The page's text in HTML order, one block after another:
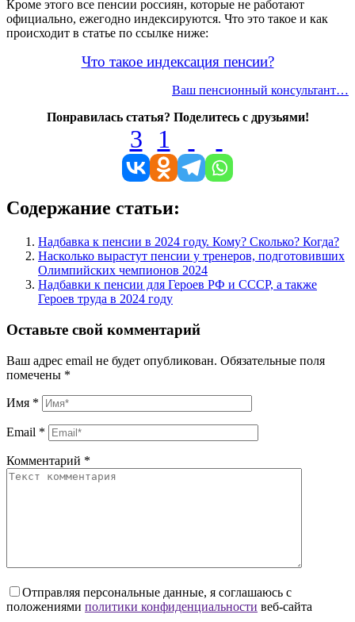
Кроме этого все пенсии россиян, которые не работают
официально, ежегодно индексируются. Что это такое и как
происходит в статье по ссылке ниже:
Что такое индексация пенсии?
Ваш пенсионный консультант…
Понравилась статья? Поделитесь с друзьями!
3 1
Содержание статьи:
Надбавка к пенсии в 2024 году. Кому? Сколько? Когда?
Насколько вырастут пенсии у тренеров, подготовивших
Олимпийских чемпионов 2024
Надбавки к пенсии для Героев РФ и СССР, а также
Героев труда в 2024 году
Оставьте свой комментарий
Ваш адрес email не будет опубликован. Обязательные поля
помечены *
Имя *
Email *
Комментарий *
Отправляя персональные данные, я соглашаюсь с
положениями политики конфиденциальности веб-сайта